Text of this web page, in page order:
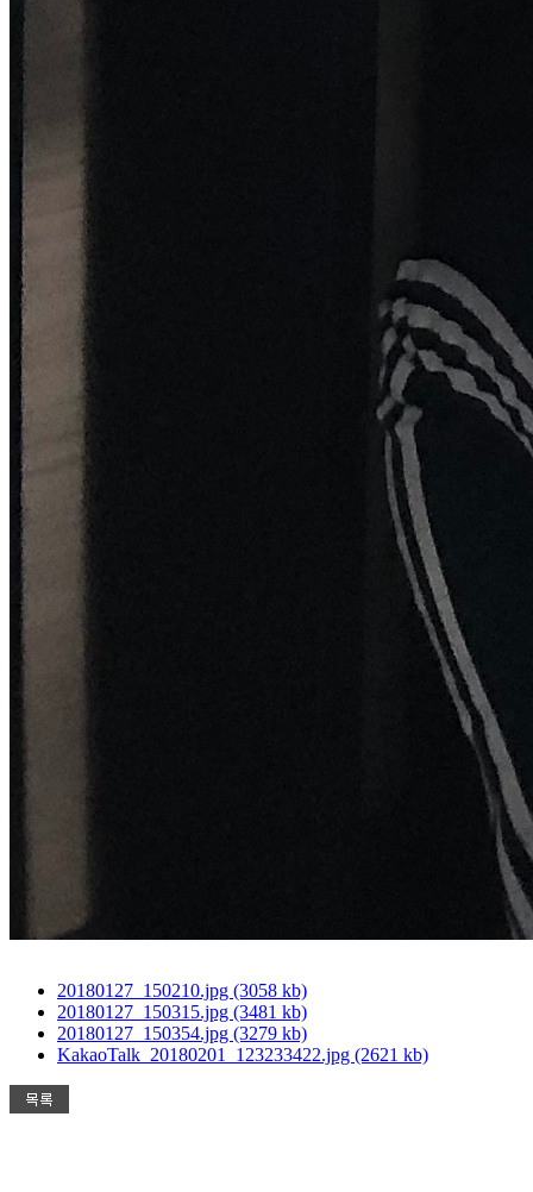
20180127_150210.jpg (3058 kb)
20180127_150315.jpg (3481 kb)
20180127_150354.jpg (3279 kb)
KakaoTalk_20180201_123233422.jpg (2621 kb)